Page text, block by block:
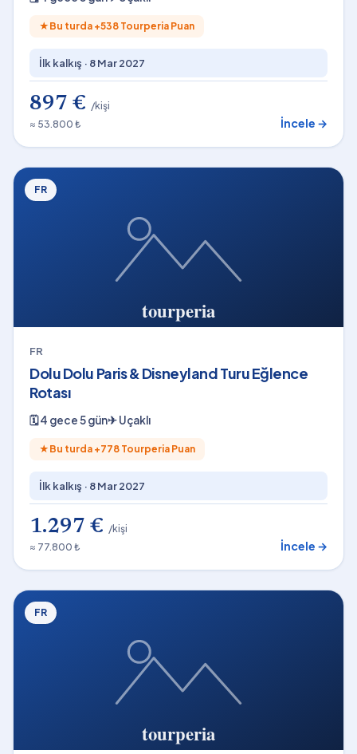
★ Bu turda +538 Tourperia Puan
İlk kalkış · 8 Mar 2027
897 € /kişi
≈ 53.800 ₺
İncele →
FR
FR
Dolu Dolu Paris & Disneyland Turu Eğlence
Rotası
🗓4 gece 5 gün✈Uçaklı
★ Bu turda +778 Tourperia Puan
İlk kalkış · 8 Mar 2027
1.297 € /kişi
≈ 77.800 ₺
İncele →
FR